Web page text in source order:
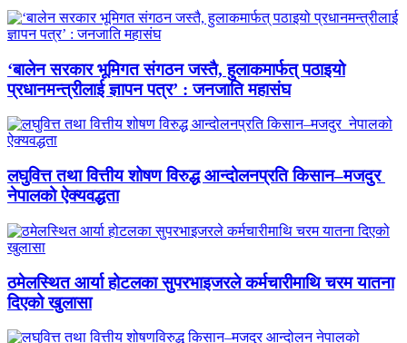
‘बालेन सरकार भूमिगत संगठन जस्तै, हुलाकमार्फत् पठाइयो
प्रधानमन्त्रीलाई ज्ञापन पत्र’ : जनजाति महासंघ
लघुवित्त तथा वित्तीय शोषण विरुद्ध आन्दोलनप्रति किसान–मजदुर
नेपालको ऐक्यवद्धता
ठमेलस्थित आर्या होटलका सुपरभाइजरले कर्मचारीमाथि चरम यातना
दिएको खुलासा